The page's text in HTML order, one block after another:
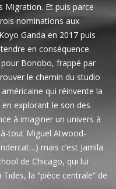
Migration. Et puis parce
nominations aux
Ganda en 2017 puis
en conséquence.
Bonobo, frappé par
le chemin du studio
qui réinvente la
explorant le son des
à imaginer un univers à
tout Miguel Atwood-
mais c’est Jamila
de Chicago, qui lui
la “pièce centrale” de